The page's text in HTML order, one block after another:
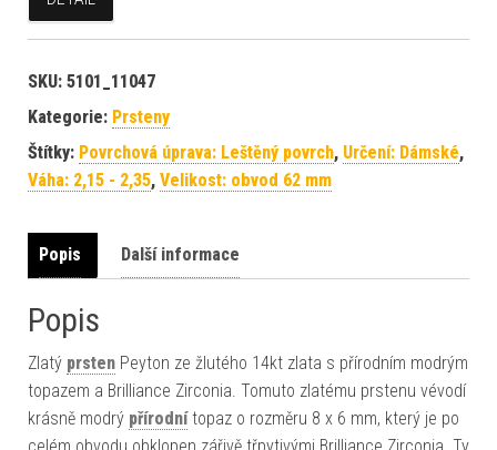
SKU: 5101_11047
Kategorie: Prsteny
Štítky: Povrchová úprava: Leštěný povrch, Určení: Dámské,
Váha: 2,15 - 2,35, Velikost: obvod 62 mm
Popis Další informace
Popis
Zlatý prsten Peyton ze žlutého 14kt zlata s přírodním modrým
topazem a Brilliance Zirconia. Tomuto zlatému prstenu vévodí
krásně modrý přírodnítopaz o rozměru 8 x 6 mm, který je po
celém obvodu obklopen zářivě třpytivými Brilliance Zirconia. Ty